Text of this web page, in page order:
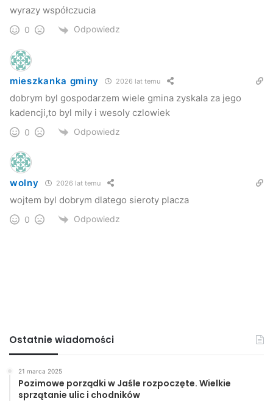
wyrazy współczucia
0 Odpowiedz
mieszkanka gminy 2026 lat temu
dobrym byl gospodarzem wiele gmina zyskala za jego
kadencji,to byl mily i wesoly czlowiek
0 Odpowiedz
wolny 2026 lat temu
wojtem byl dobrym dlatego sieroty placza
0 Odpowiedz
Ostatnie wiadomości
21 marca 2025
Pozimowe porządki w Jaśle rozpoczęte. Wielkie
sprzątanie ulic i chodników